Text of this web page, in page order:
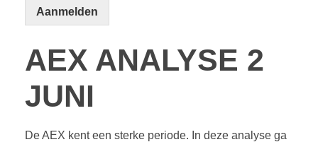
Aanmelden
AEX ANALYSE 2
JUNI
De AEX kent een sterke periode. In deze analyse ga